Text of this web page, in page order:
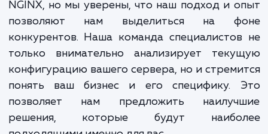
Работая с нами, вы можете быть уверены,
мы будем следовать
эффективным алгоритмам для
наилучшей производительности
сервера. Мы регулярно мониторим
технологические
рекомендации от разработчиков NGINX,